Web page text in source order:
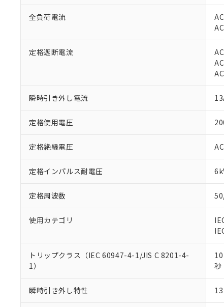
全負荷電流
定格遮断電流
瞬時引き外し電流
定格使用電圧
定格絶縁電圧
定格インパルス耐電圧
定格周波数
使用カテゴリ
トリップクラス（IEC 60947-4-1/JIS C 8201-4-
1）
秒
瞬時引き外し特性 ご利用条
対応済み：
対応予定：EU
対応予定なし：
調査・確認中：
非該当品：ライ
仕入先様の事情
※1 中国